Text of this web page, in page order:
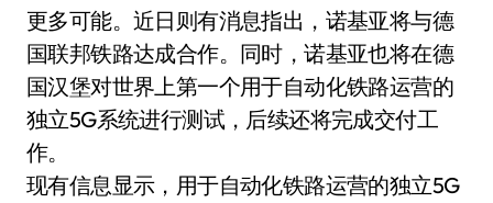
更多可能。近日则有消息指出，诺基亚将与德
国联邦铁路达成合作。同时，诺基亚也将在德
国汉堡对世界上第一个用于自动化铁路运营的
独立5G系统进行测试，后续还将完成交付工
作。
现有信息显示，用于自动化铁路运营的独立5G